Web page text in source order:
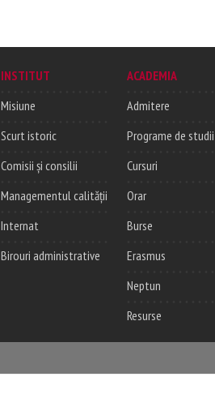
INSTITUT
Misiune
Scurt istoric
Comisii și consilii
Managementul calității
Internat
Birouri administrative
ACADEMIA
Admitere
Programe de studii
Cursuri
Orar
Burse
Erasmus
Neptun
Resurse